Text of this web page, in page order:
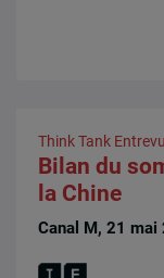
Think Tank
Bilan du
la Chine
Canal M, 21 mai